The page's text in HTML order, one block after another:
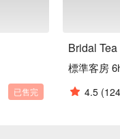
已售完
Bridal
標準客房
4.5